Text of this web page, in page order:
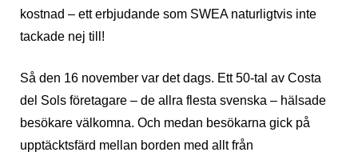
kostnad – ett erbjudande som SWEA naturligtvis inte
tackade nej till!
Så den 16 november var det dags. Ett 50-tal av Costa
del Sols företagare – de allra flesta svenska – hälsade
besökare välkomna. Och medan besökarna gick på
upptäcktsfärd mellan borden med allt från